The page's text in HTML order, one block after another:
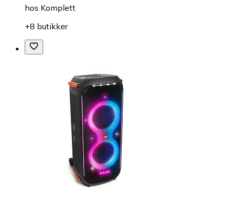
hos Komplett
+8 butikker